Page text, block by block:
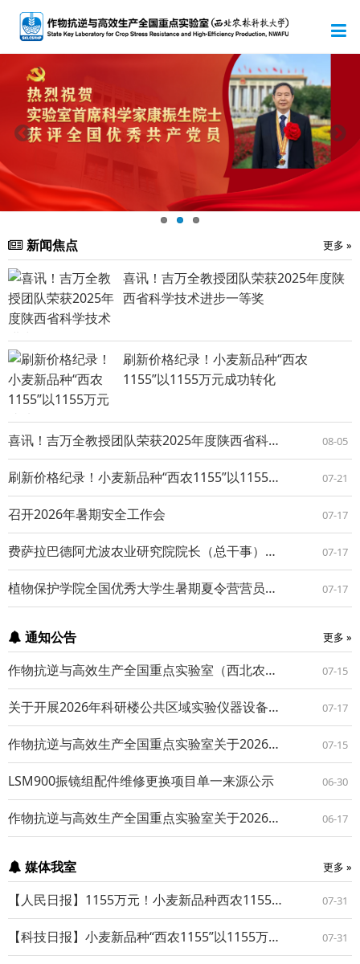
新闻焦点 更多 »
喜讯！吉万全教授团队荣获2025年度陕
西省科学技术进步一等奖
刷新价格纪录！小麦新品种“西农
1155”以1155万元成功转化
喜讯！吉万全教授团队荣获2025年度陕西省科学技术进步一等奖 08-05
刷新价格纪录！小麦新品种“西农1155”以1155万元成功转化 07-21
召开2026年暑期安全工作会 07-17
费萨拉巴德阿尤波农业研究院院长（总干事）兼首席科学家一行来我室参观调研 07-17
植物保护学院全国优秀大学生暑期夏令营营员一行来室参观学习 07-17
通知公告 更多 »
作物抗逆与高效生产全国重点实验室（西北农林科技大学）诚聘专职科研人才（长期有效） 07-15
关于开展2026年科研楼公共区域实验仪器设备自检工作的通知 07-17
作物抗逆与高效生产全国重点实验室关于2026年暑期放假的通知 07-15
LSM900振镜组配件维修更换项目单一来源公示 06-30
作物抗逆与高效生产全国重点实验室关于2026年端午节放假的通知 06-17
媒体我室 更多 »
【人民日报】1155万元！小麦新品种西农1155成功转化 07-31
【科技日报】小麦新品种“西农1155”以1155万元成功转化 07-31